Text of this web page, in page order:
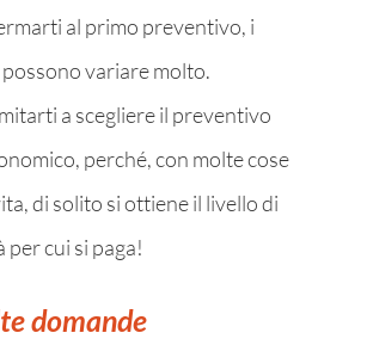
al primo preventivo, i
variare molto.
a scegliere il preventivo
perché, con molte cose
di solito si ottiene il livello di
per cui si paga!
domande